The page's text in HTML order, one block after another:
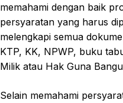
memahami dengan baik
persyaratan yang harus
melengkapi semua
KTP, KK, NPWP, buku
Milik atau Hak Guna
Selain memahami